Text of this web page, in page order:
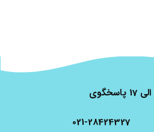
شنبه تا پنجشنبه، از ساعت 9 الی 17 پاسخگوی
021-28424327